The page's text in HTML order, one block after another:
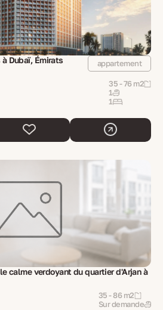
Dubaï, Émirats
appartement
35 - 76 m2
1
1
calme verdoyant du quartier d'Arjan à
35 - 86 m2
Sur demande